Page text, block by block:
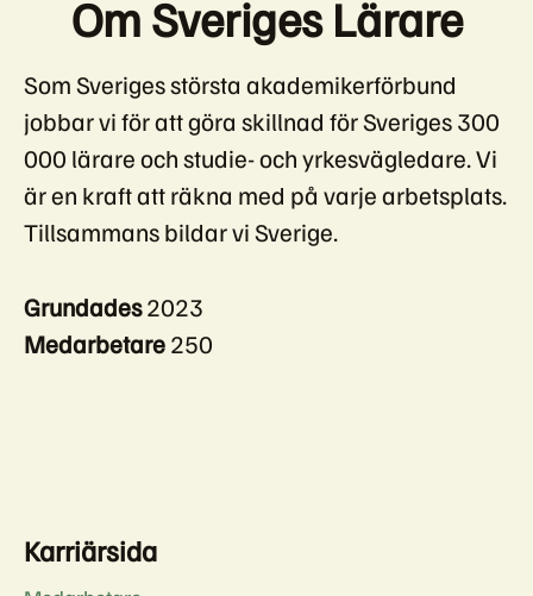
Om Sveriges Lärare
Som Sveriges största akademikerförbund
jobbar vi för att göra skillnad för Sveriges 300
000 lärare och studie- och yrkesvägledare. Vi
är en kraft att räkna med på varje arbetsplats.
Tillsammans bildar vi Sverige.
Grundades2023
Medarbetare250
Karriärsida